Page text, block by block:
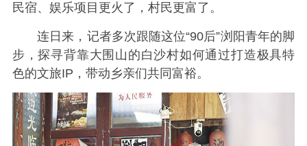
民宿、娱乐项目更火了，村民更富了。
连日来，记者多次跟随这位“90后”浏阳青年的脚
步，探寻背靠大围山的白沙村如何通过打造极具特
色的文旅IP，带动乡亲们共同富裕。